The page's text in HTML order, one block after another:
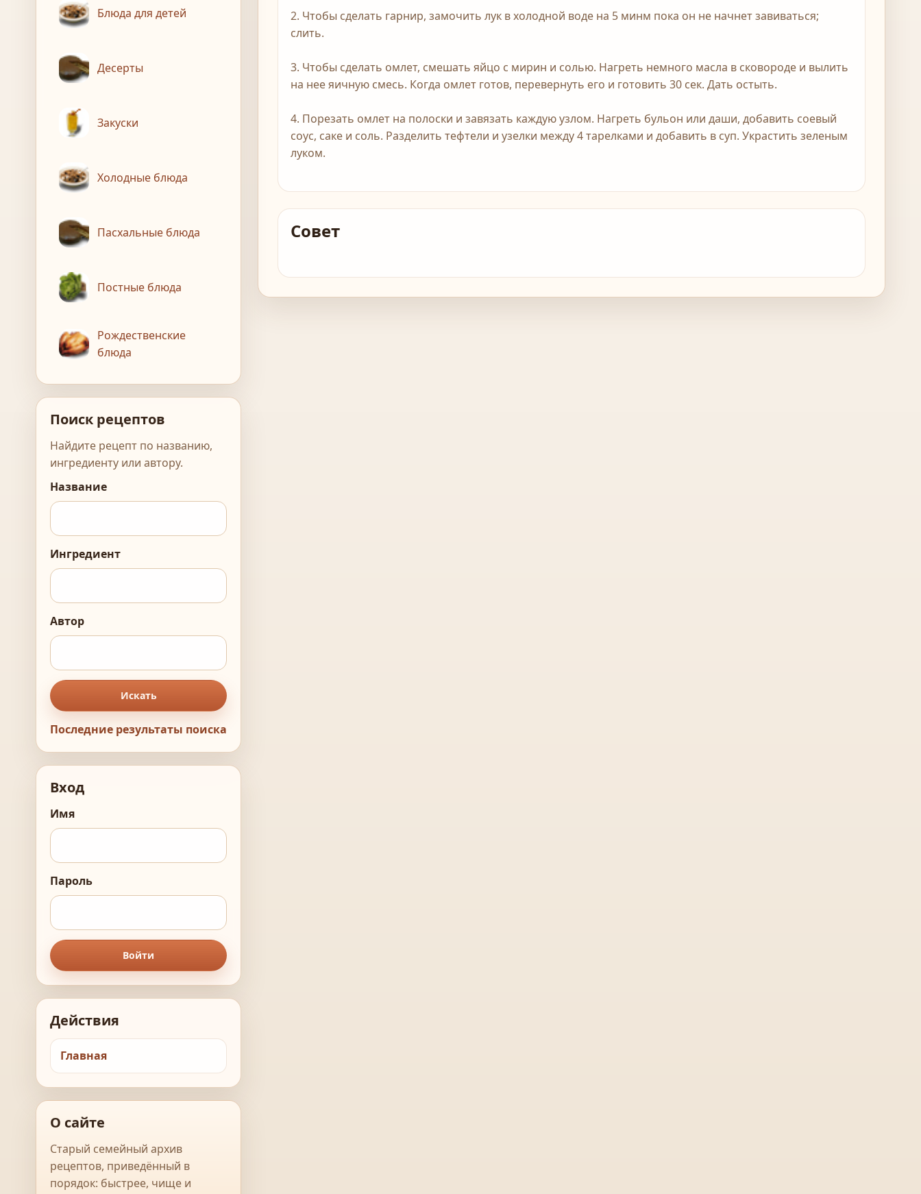
Блюда для детей
Десерты
Закуски
Холодные блюда
Пасхальные блюда
Постные блюда
Рождественские
блюда
Поиск рецептов
Найдите рецепт по названию,
ингредиенту или автору.
Название
Ингредиент
Автор
Искать
Последние результаты поиска
Вход
Имя
Пароль
Войти
Действия
Главная
О сайте
Старый семейный архив
рецептов, приведённый в
порядок: быстрее, чище и
2. Чтобы сделать гарнир, замочить лук в холодной воде на 5 минм пока он не начнет завиваться;
слить.
3. Чтобы сделать омлет, смешать яйцо с мирин и солью. Нагреть немного масла в сковороде и вылить
на нее яичную смесь. Когда омлет готов, перевернуть его и готовить 30 сек. Дать остыть.
4. Порезать омлет на полоски и завязать каждую узлом. Нагреть бульон или даши, добавить соевый
соус, саке и соль. Разделить тефтели и узелки между 4 тарелками и добавить в суп. Украстить зеленым
луком.
Совет